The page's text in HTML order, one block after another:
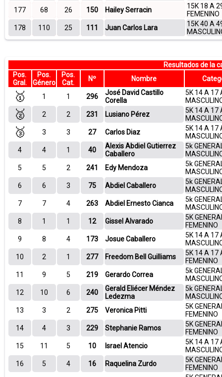
177
68 26 150 Hailey Serracin
15K 18 A
FEMENINO
178
110 25 111 Juan Carlos Lara
15K 40 A
Resultados de la
Pos.
Gral.
Pos.
Género
Pos.
Cat.
Nº Nombre
🥇 1 1 296
José David Castillo
Corella
5K 14 A 17
🥈 2 2 231 Lusiano Pérez
5K 14 A 17
🥉 3 3 27 Carlos Diaz
5K 14 A 17
4
4 1 40
Alexis Abdiel Gutierrez
Caballero
5k
5
5 2 241 Edy Mendoza
5k
6
6 3 75 Abdiel Caballero
5k
7
7 4 263 Abdiel Ernesto Cianca
5k
8
1 1 12 Gissel Alvarado
5K
FEMENINO
9
8 4 173 Josue Caballero
5K 14 A 17
10
2 1 277 Freedom Bell Guilliams
5K 14 A 17
FEMENINO
11
9 5 219 Gerardo Correa
5k
12
10 6 240
Gerald Eliécer Méndez
Ledezma
5k
13
3 2 275 Veronica Pitti
5K
FEMENINO
14
4 3 229 Stephanie Ramos
5K
FEMENINO
15
11 5 10 Israel Atencio
5K 14 A 17
16
5 4 16 Raquelina Zurdo
5K
FEMENINO